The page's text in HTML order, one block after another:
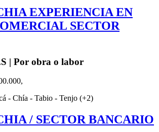
EXPERIENCIA EN
SECTOR
| Por obra o labor
- Chía - Tabio - Tenjo (+2)
/ SECTOR BANCARIO